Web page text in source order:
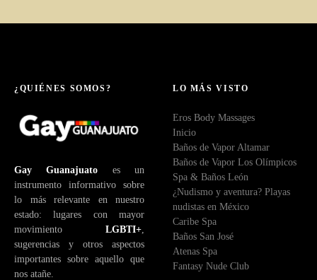
¿QUIÉNES SOMOS?
Gay Guanajuato es un
instrumento informativo sobre
lo más relevante en nuestro
estado: lugares con mayor
movimiento LGBTI+
sugerencias y otros aspectos
importantes sobre aquello que
nos atañe.
LO MÁS VISTO
Eros Body Massages
Inicio
Baños de Vapor Altamar
Baños de Vapor Los Olímpicos
Spa & Baños León
¿Nudismo y aventura? Playas
nudistas en México
Caribe Spa
Baños San José
Atenas Spa
Fantasy Nude Club